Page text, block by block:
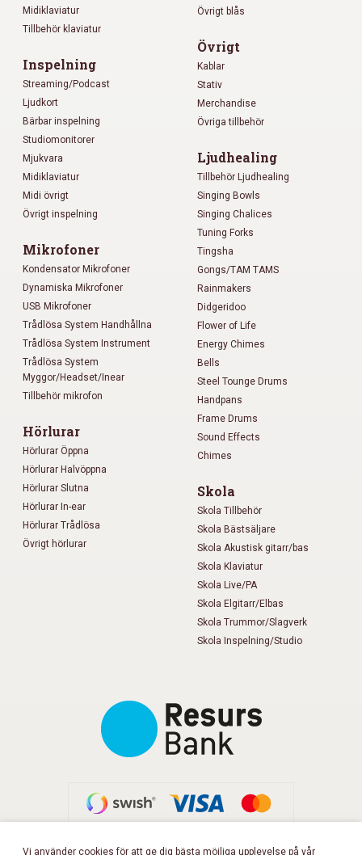
Midiklaviatur
Tillbehör klaviatur
Inspelning
Streaming/Podcast
Ljudkort
Bärbar inspelning
Studiomonitorer
Mjukvara
Midiklaviatur
Midi övrigt
Övrigt inspelning
Mikrofoner
Kondensator Mikrofoner
Dynamiska Mikrofoner
USB Mikrofoner
Trådlösa System Handhållna
Trådlösa System Instrument
Trådlösa System
Myggor/Headset/Inear
Tillbehör mikrofon
Hörlurar
Hörlurar Öppna
Hörlurar Halvöppna
Hörlurar Slutna
Hörlurar In-ear
Hörlurar Trådlösa
Övrigt hörlurar
Övrigt blås
Övrigt
Kablar
Stativ
Merchandise
Övriga tillbehör
Ljudhealing
Tillbehör Ljudhealing
Singing Bowls
Singing Chalices
Tuning Forks
Tingsha
Gongs/TAM TAMS
Rainmakers
Didgeridoo
Flower of Life
Energy Chimes
Bells
Steel Tounge Drums
Handpans
Frame Drums
Sound Effects
Chimes
Skola
Skola Tillbehör
Skola Bästsäljare
Skola Akustisk gitarr/bas
Skola Klaviatur
Skola Live/PA
Skola Elgitarr/Elbas
Skola Trummor/Slagverk
Skola Inspelning/Studio
Vi använder cookies för att ge dig bästa möjliga upplevelse på vår